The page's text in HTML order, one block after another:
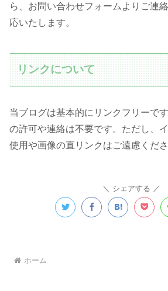
ら、お問い合わせフォームよりご連
応いたします。
リンクについて
当ブログは基本的にリンクフリーで
の許可や連絡は不要です。ただし、
使用や画像の直リンクはご遠慮くださ
シェアする
ホーム